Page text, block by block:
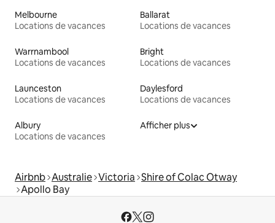
Melbourne
Locations de vacances
Ballarat
Locations de vacances
Warrnambool
Locations de vacances
Bright
Locations de vacances
Launceston
Locations de vacances
Daylesford
Locations de vacances
Albury
Locations de vacances
Afficher plus
Airbnb Australie Victoria Shire of Colac Otway
Apollo Bay